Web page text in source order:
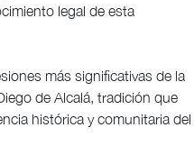
legal de esta
más significativas de la
de Alcalá, tradición que
histórica y comunitaria del